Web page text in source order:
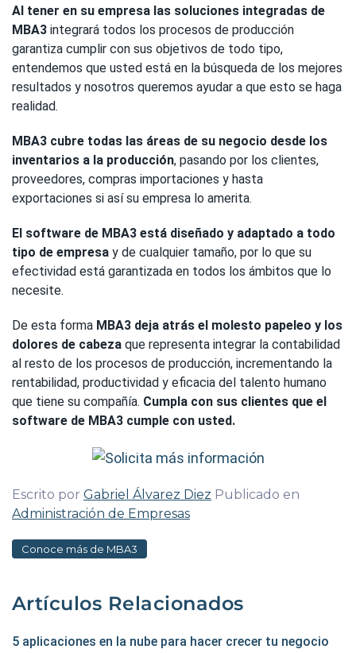
Al tener en su empresa las soluciones integradas de
MBA3 integrará todos los procesos de producción
garantiza cumplir con sus objetivos de todo tipo,
entendemos que usted está en la búsqueda de los mejores
resultados y nosotros queremos ayudar a que esto se haga
realidad.
MBA3 cubre todas las áreas de su negocio desde los
inventarios a la producción, pasando por los clientes,
proveedores, compras importaciones y hasta
exportaciones si así su empresa lo amerita.
El software de MBA3 está diseñado y adaptado a todo
tipo de empresa y de cualquier tamaño, por lo que su
efectividad está garantizada en todos los ámbitos que lo
necesite.
De esta forma MBA3 deja atrás el molesto papeleo y los
dolores de cabeza que representa integrar la contabilidad
al resto de los procesos de producción, incrementando la
rentabilidad, productividad y eficacia del talento humano
que tiene su compañía. Cumpla con sus clientes que el
software de MBA3 cumple con usted.
Escrito por Gabriel Álvarez Diez Publicado en
Administración de Empresas
Conoce más de MBA3
Artículos Relacionados
5 aplicaciones en la nube para hacer crecer tu negocio